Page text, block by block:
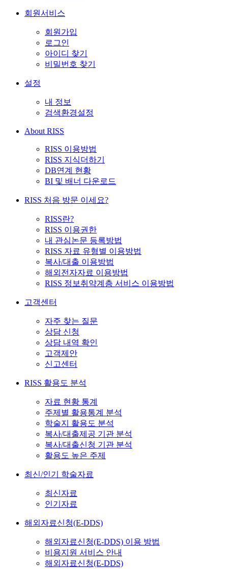
회원서비스
회원가입
로그인
아이디 찾기
비밀번호 찾기
설정
내 정보
검색환경설정
About RISS
RISS 이용방법
RISS 지식더하기
DB연계 현황
BI 및 배너 다운로드
RISS 처음 방문 이세요?
RISS란?
RISS 이용권한
내 관심논문 등록방법
RISS 자료 유형별 이용방법
복사/대출 이용방법
해외전자자료 이용방법
RISS 정보취약계층 서비스 이용방법
고객센터
자주 찾는 질문
상담 신청
상담 내역 확인
고객제안
신고센터
RISS 활용도 분석
자료 현황 통계
주제별 활용통계 분석
학술지 활용도 분석
복사/대출제공 기관 분석
복사/대출신청 기관 분석
활용도 높은 주제
최신/인기 학술자료
최신자료
인기자료
해외자료신청(E-DDS)
해외자료신청(E-DDS) 이용 방법
비용지원 서비스 안내
해외자료신청(E-DDS)